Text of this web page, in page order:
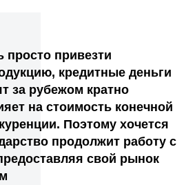
просто привезти
кредитные деньги
за рубежом кратно
на стоимость конечной
Поэтому хочется
продолжит работу с
свой рынок